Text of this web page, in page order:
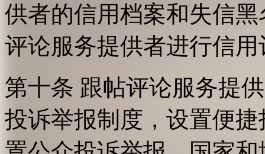
供者的信用档案和失信
评论服务提供者进行信用
第十条 跟帖评论服务提
投诉举报制度，设置便